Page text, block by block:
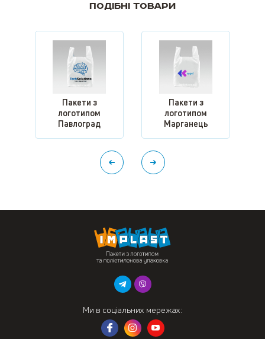
Подібні товари
Пакети з
логотипом
Павлоград
Пакети з
логотипом
Марганець
Ми в соціальних мережах: